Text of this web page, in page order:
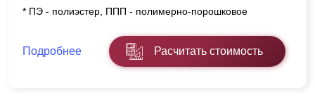
* ПЭ - полиэстер, ППП - полимерно-порошковое
Подробнее Расчитать стоимость